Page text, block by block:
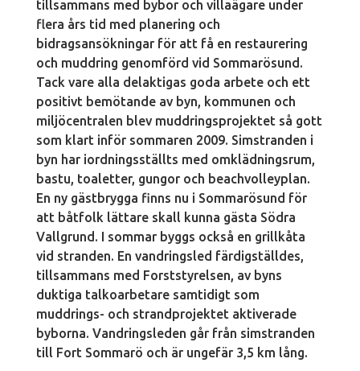
tillsammans med bybor och villaägare under
flera års tid med planering och
bidragsansökningar för att få en restaurering
och muddring genomförd vid Sommarösund.
Tack vare alla delaktigas goda arbete och ett
positivt bemötande av byn, kommunen och
miljöcentralen blev muddringsprojektet så gott
som klart inför sommaren 2009. Simstranden i
byn har iordningsställts med omklädningsrum,
bastu, toaletter, gungor och beachvolleyplan.
En ny gästbrygga finns nu i Sommarösund för
att båtfolk lättare skall kunna gästa Södra
Vallgrund. I sommar byggs också en grillkåta
vid stranden. En vandringsled färdigställdes,
tillsammans med Forststyrelsen, av byns
duktiga talkoarbetare samtidigt som
muddrings- och strandprojektet aktiverade
byborna. Vandringsleden går från simstranden
till Fort Sommarö och är ungefär 3,5 km lång.